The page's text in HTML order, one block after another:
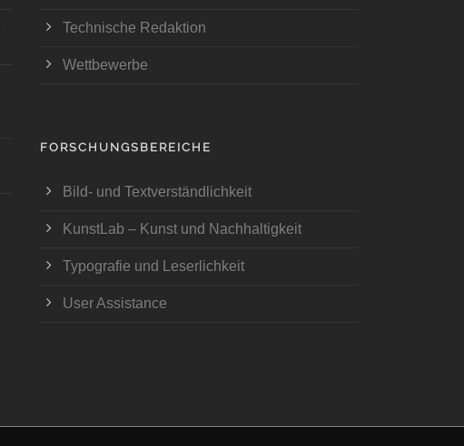
Technische Redaktion
Wettbewerbe
FORSCHUNGSBEREICHE
Bild- und Textverständlichkeit
KunstLab – Kunst und Nachhaltigkeit
Typografie und Leserlichkeit
User Assistance